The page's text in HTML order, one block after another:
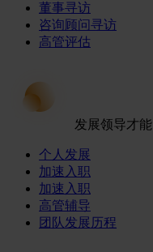
董事寻访
咨询顾问寻访
高管评估
发展领导才能
个人发展
加速入职
加速入职
高管辅导
团队发展历程